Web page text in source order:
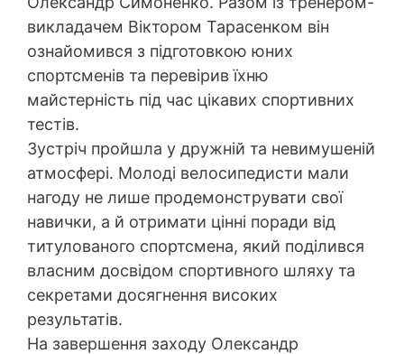
викладачем Віктором Тарасенком він
ознайомився з підготовкою юних
спортсменів та перевірив їхню
майстерність під час цікавих спортивних
тестів.
Зустріч пройшла у дружній та невимушеній
атмосфері. Молоді велосипедисти мали
нагоду не лише продемонструвати свої
навички, а й отримати цінні поради від
титулованого спортсмена, який поділився
власним досвідом спортивного шляху та
секретами досягнення високих
результатів.
На завершення заходу Олександр